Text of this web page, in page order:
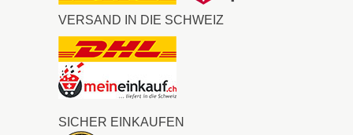
VERSAND IN DIE SCHWEIZ
SICHER EINKAUFEN